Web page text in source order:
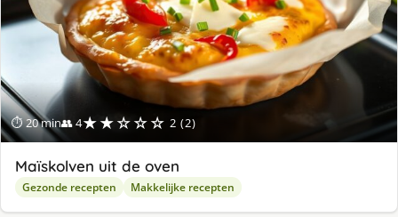
⏱ 20 min👥 4★★☆☆☆ 2 (2)
Maïskolven uit de oven
Gezonde recepten Makkelijke recepten